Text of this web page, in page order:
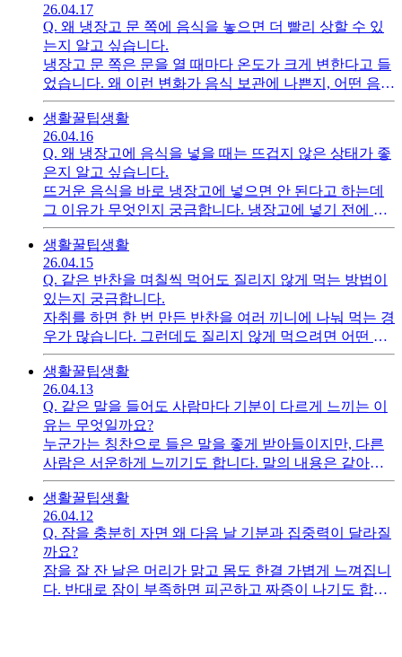
26.04.17
Q. 왜 냉장고 문 쪽에 음식을 놓으면 더 빨리 상할 수 있
는지 알고 싶습니다.
냉장고 문 쪽은 문을 열 때마다 온도가 크게 변한다고 들
었습니다. 왜 이런 변화가 음식 보관에 나쁜지, 어떤 음식
은 냉장고 문 쪽에 두면 좋지 않은지 궁금합니다.
생활꿀팁생활
26.04.16
Q. 왜 냉장고에 음식을 넣을 때는 뜨겁지 않은 상태가 좋
은지 알고 싶습니다.
뜨거운 음식을 바로 냉장고에 넣으면 안 된다고 하는데
그 이유가 무엇인지 궁금합니다. 냉장고에 넣기 전에 어
느 정도 식힌 뒤에 넣는 것이 좋은지 알고 싶습니다.
생활꿀팁생활
26.04.15
Q. 같은 반찬을 며칠씩 먹어도 질리지 않게 먹는 방법이
있는지 궁금합니다.
자취를 하면 한 번 만든 반찬을 여러 끼니에 나눠 먹는 경
우가 많습니다. 그런데도 질리지 않게 먹으려면 어떤 식
으로 메뉴를 바꾸거나 곁들여야 하는지 알고 싶습니다.
생활꿀팁생활
26.04.13
Q. 같은 말을 들어도 사람마다 기분이 다르게 느끼는 이
유는 무엇일까요?
누군가는 칭찬으로 들은 말을 좋게 받아들이지만, 다른
사람은 서운하게 느끼기도 합니다. 말의 내용은 같아도
왜 받아들이는 느낌이 다른지 알고 싶습니다. 사람의 마
음과 상황이 어떻게 다르게 작용하는지 자세히 설명해
주세요.
생활꿀팁생활
26.04.12
Q. 잠을 충분히 자면 왜 다음 날 기분과 집중력이 달라질
까요?
잠을 잘 잔 날은 머리가 맑고 몸도 한결 가볍게 느껴집니
다. 반대로 잠이 부족하면 피곤하고 짜증이 나기도 합니